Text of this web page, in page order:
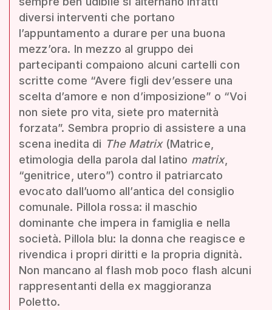
diversi interventi che portano
l’appuntamento a durare per una buona
mezz’ora. In mezzo al gruppo dei
partecipanti compaiono alcuni cartelli con
scritte come “Avere figli dev’essere una
scelta d’amore e non d’imposizione” o “Voi
non siete pro vita, siete pro maternità
forzata”. Sembra proprio di assistere a una
scena inedita di The Matrix(Matrice,
etimologia della parola dal latino matrix,
“genitrice, utero”) contro il patriarcato
evocato dall’uomo all’antica del consiglio
comunale. Pillola rossa: il maschio
dominante che impera in famiglia e nella
società. Pillola blu: la donna che reagisce e
rivendica i propri diritti e la propria dignità.
Non mancano al flash mob poco flash alcuni
rappresentanti della ex maggioranza
Poletto.